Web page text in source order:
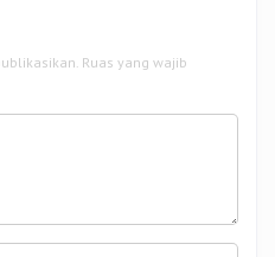
Ruas yang wajib